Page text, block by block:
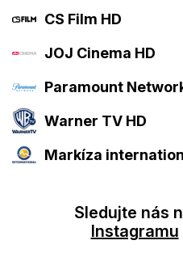
CS Film HD
JOJ Cinema HD
Paramount
Warner TV HD
Markíza
Sledujte nás
Instagramu